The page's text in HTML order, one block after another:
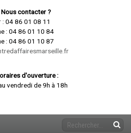
Nous contacter ?
:04 86 01 08 11
: 04 86 01 10 84
: 04 86 01 10 87
d'ouverture :
vendredi de 9h à 18h